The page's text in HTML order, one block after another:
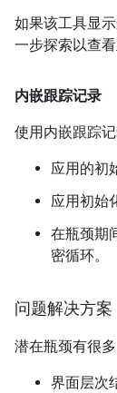
如果该工具显
一步探索以查
内嵌跟踪记录
使用内嵌跟踪
应用的初
应用初始
在瓶颈期
密循环。
问题解决方案
潜在瓶颈有很
界面层次